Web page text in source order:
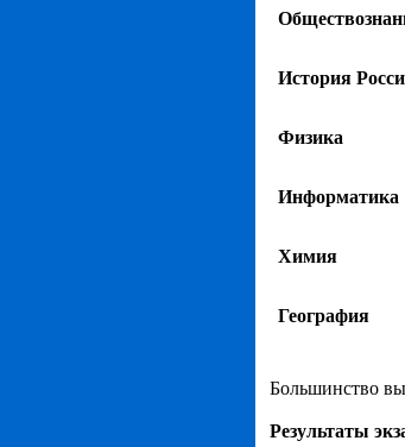
История
Физика
Информатика
Химия
География
Большинство
Результаты